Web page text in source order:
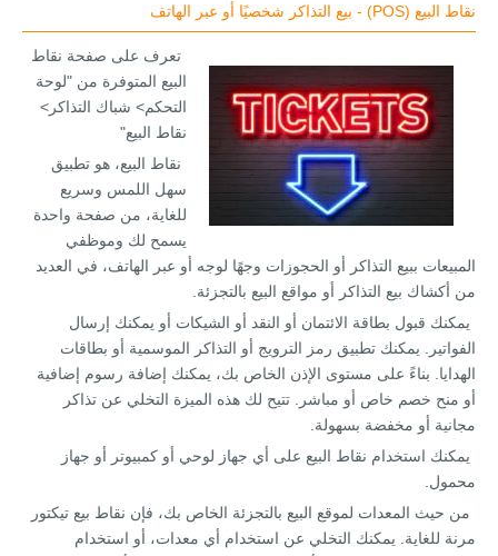
نقاط البيع (POS) - بيع التذاكر شخصيًا أو عبر الهاتف
تعرف على صفحة نقاط
البيع المتوفرة من "لوحة
التحكم> شباك التذاكر>
نقاط البيع"
نقاط البيع، هو تطبيق
سهل اللمس وسريع
للغاية، من صفحة واحدة
يسمح لك وموظفي
المبيعات ببيع التذاكر أو الحجوزات وجهًا لوجه أو عبر الهاتف، في العديد
من أكشاك بيع التذاكر أو مواقع البيع بالتجزئة.
يمكنك قبول بطاقة الائتمان أو النقد أو الشيكات أو يمكنك إرسال
الفواتير. يمكنك تطبيق رمز الترويج أو التذاكر الموسمية أو بطاقات
الهدايا. بناءً على مستوى الإذن الخاص بك، يمكنك إضافة رسوم إضافية
أو منح خصم خاص أو مباشر. تتيح لك هذه الميزة التخلي عن تذاكر
مجانية أو مخفضة بسهولة.
يمكنك استخدام نقاط البيع على أي جهاز لوحي أو كمبيوتر أو جهاز
محمول.
من حيث المعدات لموقع البيع بالتجزئة الخاص بك، فإن نقاط بيع تيكتور
مرنة للغاية. يمكنك التخلي عن استخدام أي معدات، أو استخدام